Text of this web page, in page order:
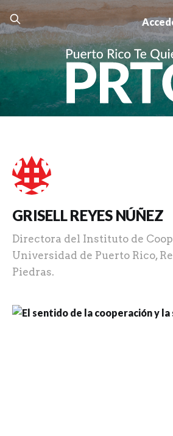
GRISELL REYES NÚÑEZ
Directora del Instituto de
Universidad de Puerto Rico,
Piedras.